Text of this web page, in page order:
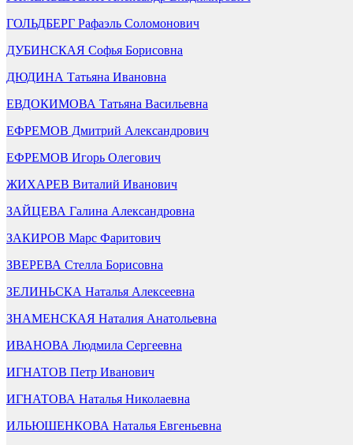
ГОЛЬДБЕРГ Рафаэль Соломонович
ДУБИНСКАЯ Софья Борисовна
ДЮДИНА Татьяна Ивановна
ЕВДОКИМОВА Татьяна Васильевна
ЕФРЕМОВ Дмитрий Александрович
ЕФРЕМОВ Игорь Олегович
ЖИХАРЕВ Виталий Иванович
ЗАЙЦЕВА Галина Александровна
ЗАКИРОВ Марс Фаритович
ЗВЕРЕВА Стелла Борисовна
ЗЕЛИНЬСКА Наталья Алексеевна
ЗНАМЕНСКАЯ Наталия Анатольевна
ИВАНОВА Людмила Сергеевна
ИГНАТОВ Петр Иванович
ИГНАТОВА Наталья Николаевна
ИЛЬЮШЕНКОВА Наталья Евгеньевна